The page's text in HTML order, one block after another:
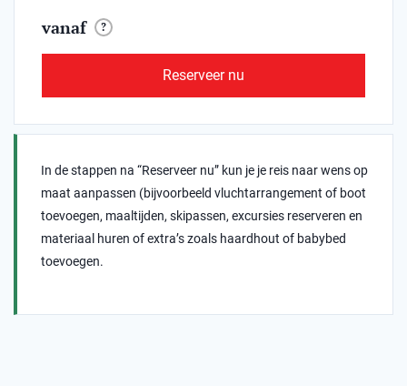
vanaf ?
Reserveer nu
In de stappen na “Reserveer nu” kun je je reis naar wens op
maat aanpassen (bijvoorbeeld vluchtarrangement of boot
toevoegen, maaltijden, skipassen, excursies reserveren en
materiaal huren of extra’s zoals haardhout of babybed
toevoegen.